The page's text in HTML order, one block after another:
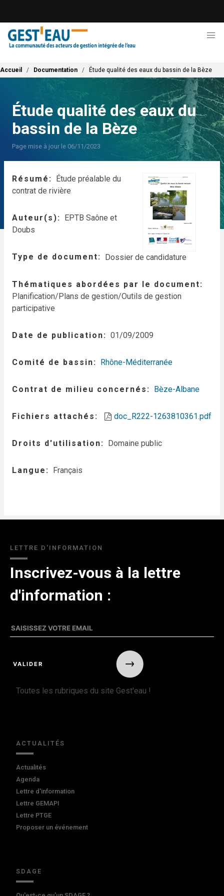
contenu
principal
Fil d'Ariane
Accueil Documentation Étude qualité des eaux du bassin de la Bèze
Étude qualité des eaux du
bassin de la Bèze
Page mise à jour le 06/11/2023
Résumé
Étude préalable du
contrat de rivière
Auteur(s)
EPTB Saône et
Doubs
Type de document Dossier de candidature
Thématiques abordées par le document
Planification/Plans de gestion/Outils de gestion
participative
Date de publication 01/09/2009
Comité de bassin Rhône-Méditerranée
Contrat de milieu concernés Bèze-Albane
Fichiers attachés doc_R222-1263810361.pdf
Droits d'utilisation Domaine public
Langue Français
LETTRE D'INFORMATION
Inscrivez-vous à la lettre
d'information :
Toutes les rubriques du site Gest'eau !
ACTUALITÉS
Actualités
Agenda
Lettre d'information
Lettre GEMAPI
Lettre PTGE
Proposer un événement
SDAGE